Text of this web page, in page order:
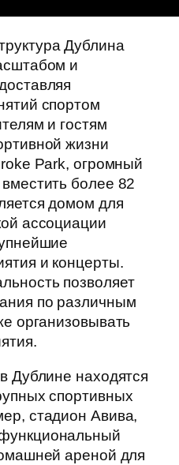
Дублина
и
спортом
и гостям
жизни
Park, огромный
более 82
домом для
ассоциации
и концерты.
позволяет
по различным
организовывать
Дублине находятся
спортивных
стадион Авива,
ареной для